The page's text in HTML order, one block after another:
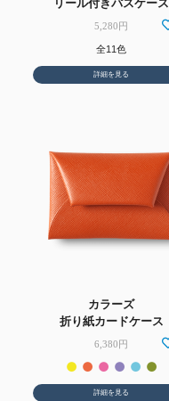
リール付きパスケース
5,280円
全11色
詳細を見る
カラーズ
折り紙カードケース
6,380円
詳細を見る